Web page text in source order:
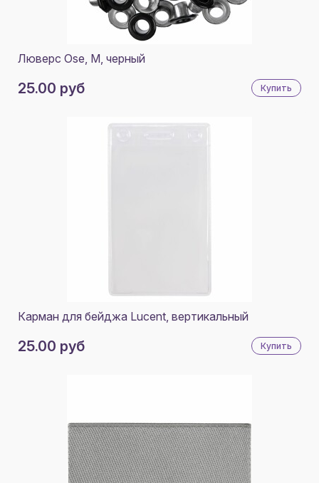
Люверс Ose, М, черный
25.00 руб Купить
Карман для бейджа Lucent, вертикальный
25.00 руб Купить